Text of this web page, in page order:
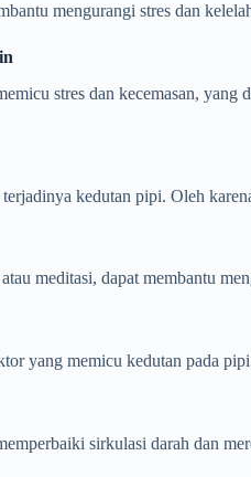
mengurangi stres dan
stres dan kecemasan,
kedutan pipi. Oleh
meditasi, dapat membantu
yang memicu kedutan pada
sirkulasi darah dan